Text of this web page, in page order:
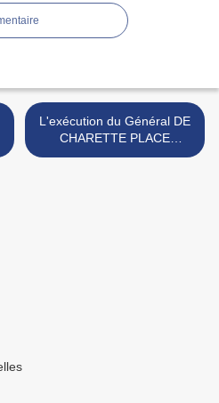
L'exécution du Général DE
CHARETTE PLACE
VIARME par LE BLANC >